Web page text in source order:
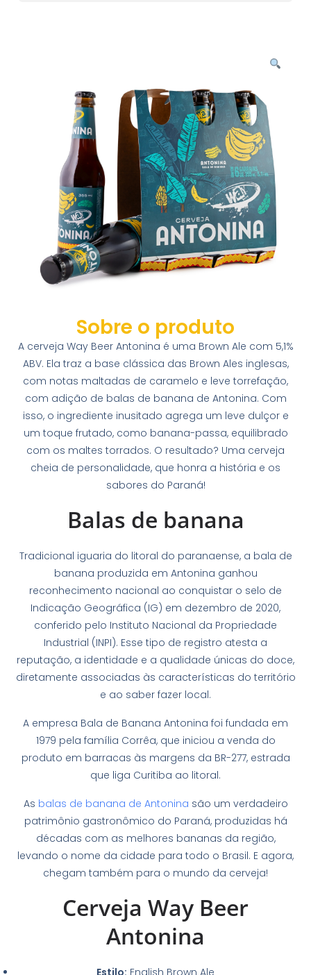
Sobre o produto
A cerveja Way Beer Antonina é uma Brown Ale com 5,1%
ABV. Ela traz a base clássica das Brown Ales inglesas,
com notas maltadas de caramelo e leve torrefação,
com adição de balas de banana de Antonina. Com
isso, o ingrediente inusitado agrega um leve dulçor e
um toque frutado, como banana-passa, equilibrado
com os maltes torrados. O resultado? Uma cerveja
cheia de personalidade, que honra a história e os
sabores do Paraná!
Balas de banana
Tradicional iguaria do litoral do paranaense, a bala de
banana produzida em Antonina ganhou
reconhecimento nacional ao conquistar o selo de
Indicação Geográfica (IG) em dezembro de 2020,
conferido pelo Instituto Nacional da Propriedade
Industrial (INPI). Esse tipo de registro atesta a
reputação, a identidade e a qualidade únicas do doce,
diretamente associadas às características do território
e ao saber fazer local.
A empresa Bala de Banana Antonina foi fundada em
1979 pela família Corrêa, que iniciou a venda do
produto em barracas às margens da BR-277, estrada
que liga Curitiba ao litoral.
As balas de banana de Antonina são um verdadeiro
patrimônio gastronômico do Paraná, produzidas há
décadas com as melhores bananas da região,
levando o nome da cidade para todo o Brasil. E agora,
chegam também para o mundo da cerveja!
Cerveja Way Beer
Antonina